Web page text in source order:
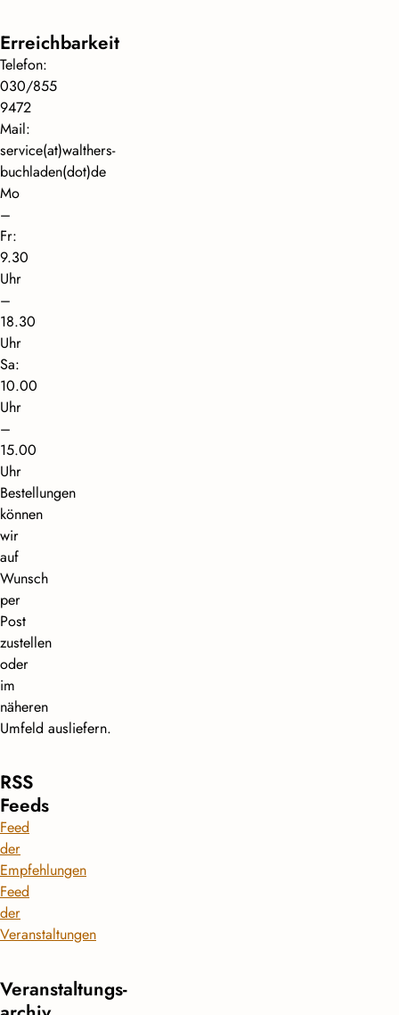
Erreichbarkeit
Telefon:
030/855
9472
Mail:
service(at)walthers-
buchladen(dot)de
Mo
–
Fr:
9.30
Uhr
–
18.30
Uhr
Sa:
10.00
Uhr
–
15.00
Uhr
Bestellungen
können
wir
auf
Wunsch
per
Post
zustellen
oder
im
näheren
Umfeld ausliefern.
RSS
Feeds
Feed
der
Empfehlungen
Feed
der
Veranstaltungen
Veranstaltungs­